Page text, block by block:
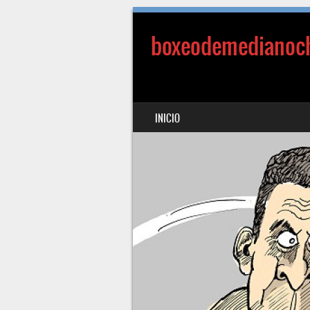
MENÚ
SALTAR AL CONTENIDO
INICIO